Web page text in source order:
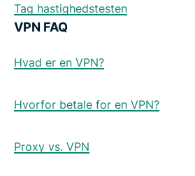
Tag hastighedstesten
VPN FAQ
Hvad er en VPN?
Hvorfor betale for en VPN?
Proxy vs. VPN